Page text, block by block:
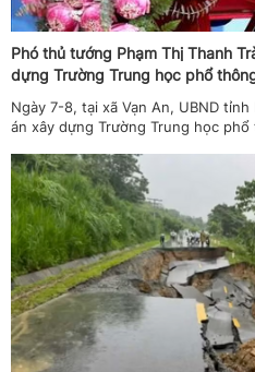
Phó thủ tướng Phạm Thị Thanh
dựng Trường Trung học phổ
Ngày 7-8, tại xã Vạn An, UBND
án xây dựng Trường Trung học phổ